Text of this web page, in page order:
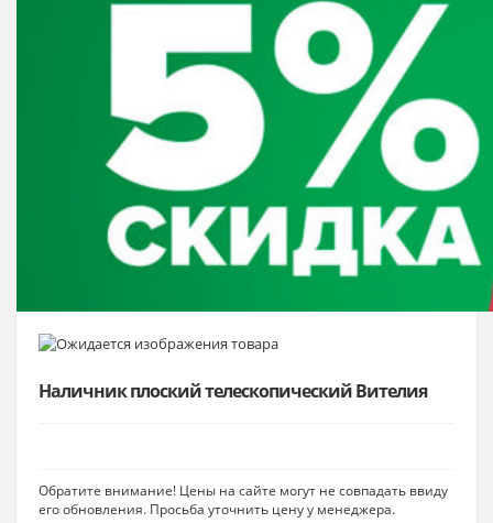
Наличник плоский телескопический Вителия
Обратите внимание! Цены на сайте могут не совпадать ввиду
его обновления. Просьба уточнить цену у менеджера.